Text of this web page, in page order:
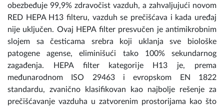
obezbeđuje 99,9% zdravočist vazduh, a zahvaljujući novom
RED HEPA H13 filteru, vazduh se prečišćava i kada uređaj
nije uključen. Ovaj HEPA filter presvučen je antimikrobnim
slojem sa česticama srebra koji uklanja sve biološke
patogene agense, eliminišući tako 100% sekundarnog
zagađenja. HEPA filter kategorije H13 je, prema
međunarodnom ISO 29463 i evropskom EN 1822
standardu, zvanično klasifikovan kao najbolje rešenje za
prečišćavanje vazduha u zatvorenim prostorijama kao što